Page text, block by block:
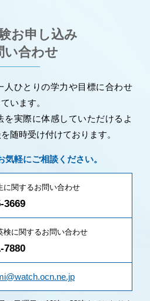
お申し込み
い合わせ
人ひとりの学力や目標に合わせ
います。
実際に体感していただけるよ
随時受け付けております。
軽にご相談ください。
に関するお問い合わせ
3669
検に関するお問い合わせ
7880